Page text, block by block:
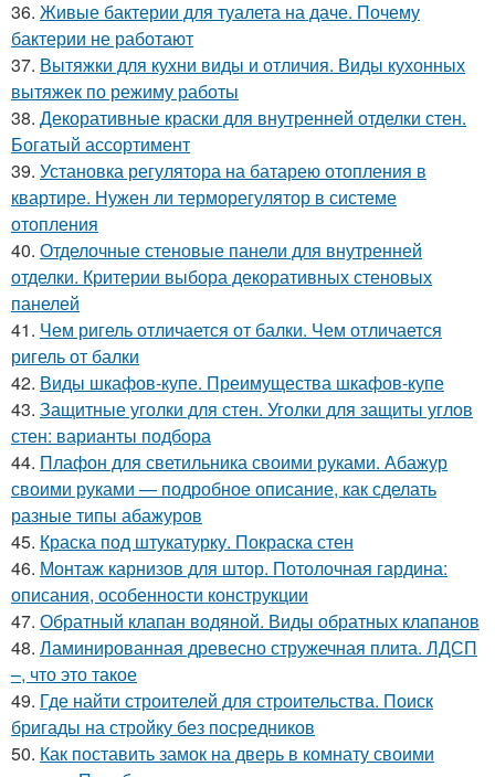
36. Живые бактерии для туалета на даче. Почему
бактерии не работают
37. Вытяжки для кухни виды и отличия. Виды кухонных
вытяжек по режиму работы
38. Декоративные краски для внутренней отделки стен.
Богатый ассортимент
39. Установка регулятора на батарею отопления в
квартире. Нужен ли терморегулятор в системе
отопления
40. Отделочные стеновые панели для внутренней
отделки. Критерии выбора декоративных стеновых
панелей
41. Чем ригель отличается от балки. Чем отличается
ригель от балки
42. Виды шкафов-купе. Преимущества шкафов-купе
43. Защитные уголки для стен. Уголки для защиты углов
стен: варианты подбора
44. Плафон для светильника своими руками. Абажур
своими руками — подробное описание, как сделать
разные типы абажуров
45. Краска под штукатурку. Покраска стен
46. Монтаж карнизов для штор. Потолочная гардина:
описания, особенности конструкции
47. Обратный клапан водяной. Виды обратных клапанов
48. Ламинированная древесно стружечная плита. ЛДСП
–, что это такое
49. Где найти строителей для строительства. Поиск
бригады на стройку без посредников
50. Как поставить замок на дверь в комнату своими